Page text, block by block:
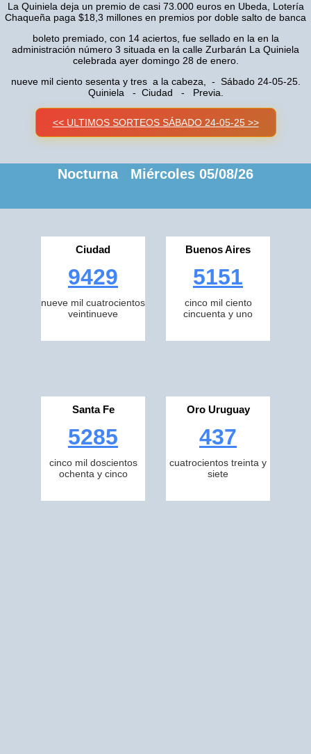
La Quiniela deja un premio de casi 73.000 euros en Ubeda, Lotería
Chaqueña paga $18,3 millones en premios por doble salto de banca
boleto premiado, con 14 aciertos, fue sellado en la en la
administración número 3 situada en la calle Zurbarán La Quiniela
celebrada ayer domingo 28 de enero.
nueve mil ciento sesenta y tres a la cabeza, - Sábado 24-05-25.
Quiniela - Ciudad - Previa.
<< ULTIMOS SORTEOS SÁBADO 24-05-25 >>
Nocturna Miércoles 05/08/26
Ciudad
9429
nueve mil cuatrocientos
veintinueve
Buenos Aires
5151
cinco mil ciento
cincuenta y uno
Santa Fe
5285
cinco mil doscientos
ochenta y cinco
Oro Uruguay
437
cuatrocientos treinta y
siete